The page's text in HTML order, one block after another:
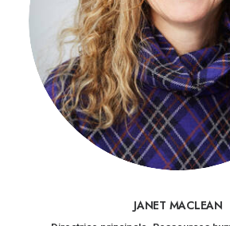
JANET MACLEAN